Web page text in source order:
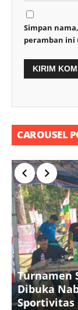
Simpan
peramban
CAROUSEL
Turnamen
Dibuka
Sportivitas